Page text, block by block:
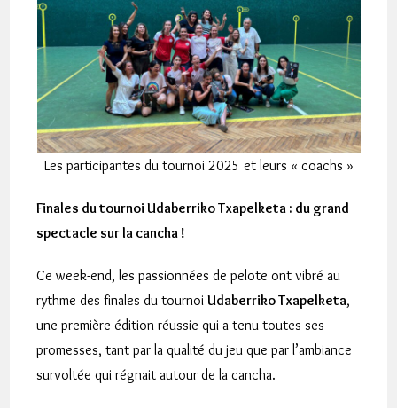
Les participantes du tournoi 2025 et leurs « coachs »
Finales du tournoi Udaberriko Txapelketa : du grand
spectacle sur la cancha !
Ce week-end, les passionnées de pelote ont vibré au
rythme des finales du tournoiUdaberriko Txapelketa,
une première édition réussie qui a tenu toutes ses
promesses, tant par la qualité du jeu que par l’ambiance
survoltée qui régnait autour de la cancha.